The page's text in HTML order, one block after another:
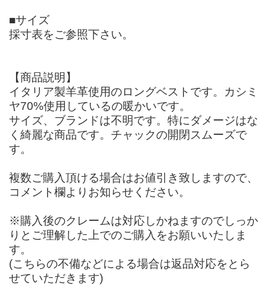
■サイズ
採寸表をご参照下さい。
【商品説明】
イタリア製羊革使用のロングベストです。カシミ
ヤ70%使用しているの暖かいです。
サイズ、ブランドは不明です。特にダメージはな
く綺麗な商品です。チャックの開閉スムーズで
す。
複数ご購入頂ける場合はお値引き致しますので、
コメント欄よりお知らせください。
※購入後のクレームは対応しかねますのでしっか
りとご理解した上でのご購入をお願いいたしま
す。
(こちらの不備などによる場合は返品対応をとら
せていただきます)